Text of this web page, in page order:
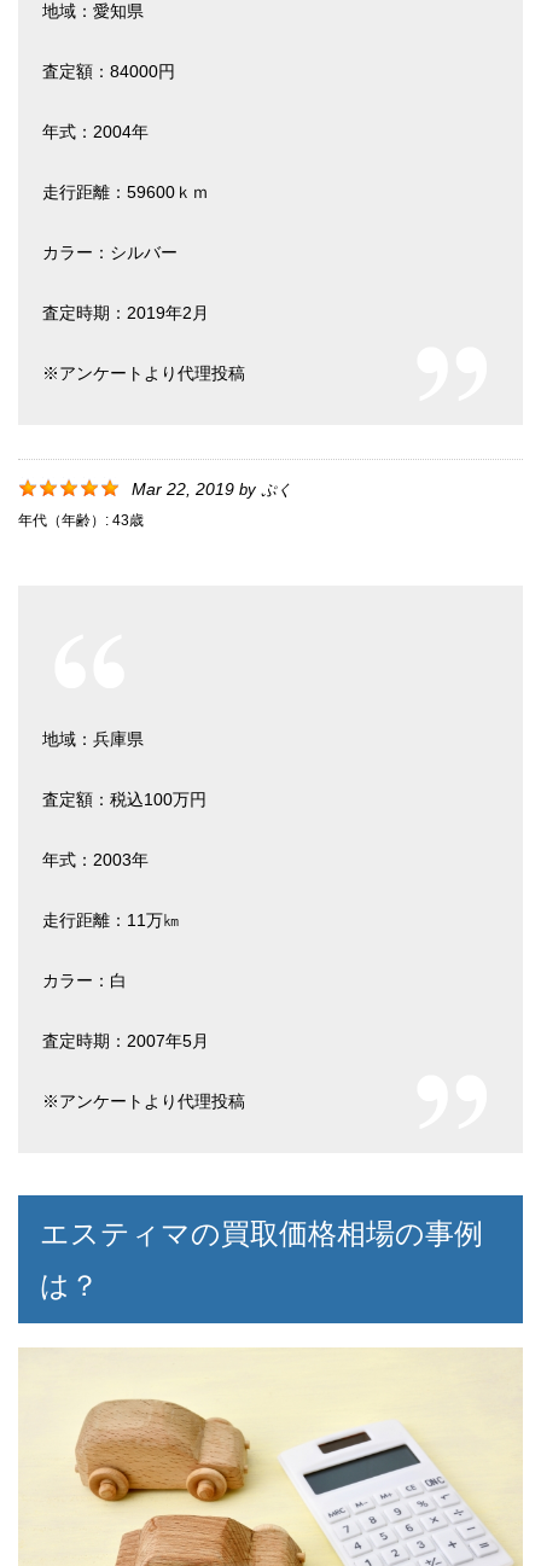
地域：愛知県
査定額：84000円
年式：2004年
走行距離：59600ｋｍ
カラー：シルバー
査定時期：2019年2月
※アンケートより代理投稿
Mar 22, 2019 by ぷく
年代（年齢）: 43歳
地域：兵庫県
査定額：税込100万円
年式：2003年
走行距離：11万㎞
カラー：白
査定時期：2007年5月
※アンケートより代理投稿
エスティマの買取価格相場の事例
は？